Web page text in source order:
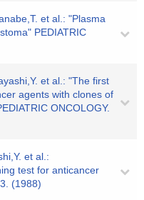
et al.: "Plasma
PEDIATRIC
et al.: "The first
agents with clones of
ONCOLOGY.
et al.:
test for anticancer
(1988)